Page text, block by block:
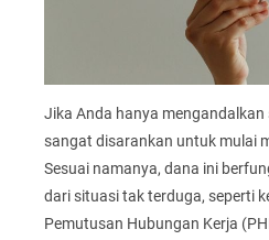
Jika Anda hanya
sangat disarankan untuk mulai
Sesuai namanya, dana ini
dari situasi tak terduga, seperti
Pemutusan Hubungan Kerja